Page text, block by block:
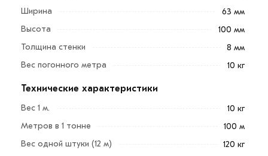
Уголок 100х63х8 мм - профиль из стали,
металлопрокат Г-образной формы, состоящий из
свариваемости, прочности, устойчивости к разным
нагрузкам стальной уголок используется
повсеместно.
Например, в строительстве он является одним из
Ширина
63 мм
Высота
100 мм
Толщина стенки
8 мм
Вес погонного метра
10 кг
Технические характеристики
Вес 1 м.
10 кг
Метров в 1 тонне
100 м
Вес одной штуки (12 м)
120 кг